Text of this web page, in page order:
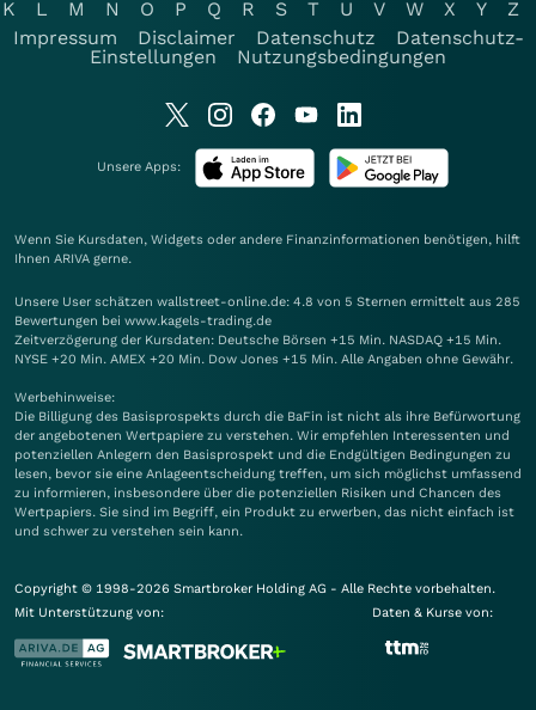
K
L M N O P Q R S T U V W X Y
Z
Impressum
Disclaimer Datenschutz
Datenschutz-
Einstellungen
Nutzungsbedingungen
Unsere Apps:
Wenn Sie Kursdaten, Widgets oder andere Finanzinformationen benötigen, hilft
Ihnen ARIVA gerne.
Unsere User schätzen wallstreet-online.de: 4.8 von 5 Sternen ermittelt aus 285
Bewertungen bei www.kagels-trading.de
Zeitverzögerung der Kursdaten: Deutsche Börsen +15 Min. NASDAQ +15 Min.
NYSE +20 Min. AMEX +20 Min. Dow Jones +15 Min. Alle Angaben ohne Gewähr.
Werbehinweise:
Die Billigung des Basisprospekts durch die BaFin ist nicht als ihre Befürwortung
der angebotenen Wertpapiere zu verstehen. Wir empfehlen Interessenten und
potenziellen Anlegern den Basisprospekt und die Endgültigen Bedingungen zu
lesen, bevor sie eine Anlageentscheidung treffen, um sich möglichst umfassend
zu informieren, insbesondere über die potenziellen Risiken und Chancen des
Wertpapiers. Sie sind im Begriff, ein Produkt zu erwerben, das nicht einfach ist
und schwer zu verstehen sein kann.
Copyright © 1998-2026 Smartbroker Holding AG - Alle Rechte vorbehalten.
Mit Unterstützung von:
Daten & Kurse von: